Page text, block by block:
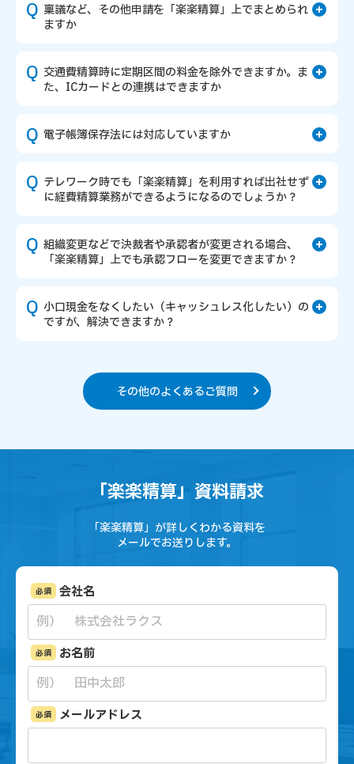
稟議など、その他申請を「楽楽精算」上でまとめられ
ますか
交通費精算時に定期区間の料金を除外できますか。ま
た、ICカードとの連携はできますか
電子帳簿保存法には対応していますか
テレワーク時でも「楽楽精算」を利用すれば出社せず
に経費精算業務ができるようになるのでしょうか？
組織変更などで決裁者や承認者が変更される場合、
「楽楽精算」上でも承認フローを変更できますか？
小口現金をなくしたい（キャッシュレス化したい）の
ですが、解決できますか？
その他のよくあるご質問
「楽楽精算」資料請求
「楽楽精算」が詳しくわかる資料を
メールでお送りします。
会社名
必須
お名前
必須
メールアドレス
必須